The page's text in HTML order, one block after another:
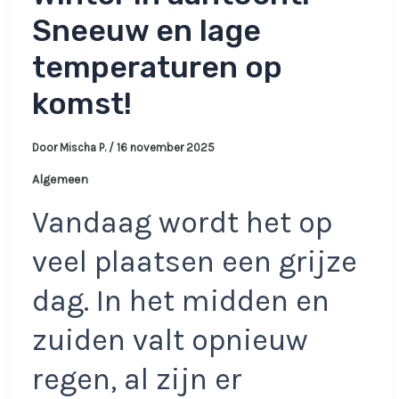
Sneeuw en lage
temperaturen op
komst!
Door Mischa P. / 16 november 2025
Algemeen
Vandaag wordt het op
veel plaatsen een grijze
dag. In het midden en
zuiden valt opnieuw
regen, al zijn er